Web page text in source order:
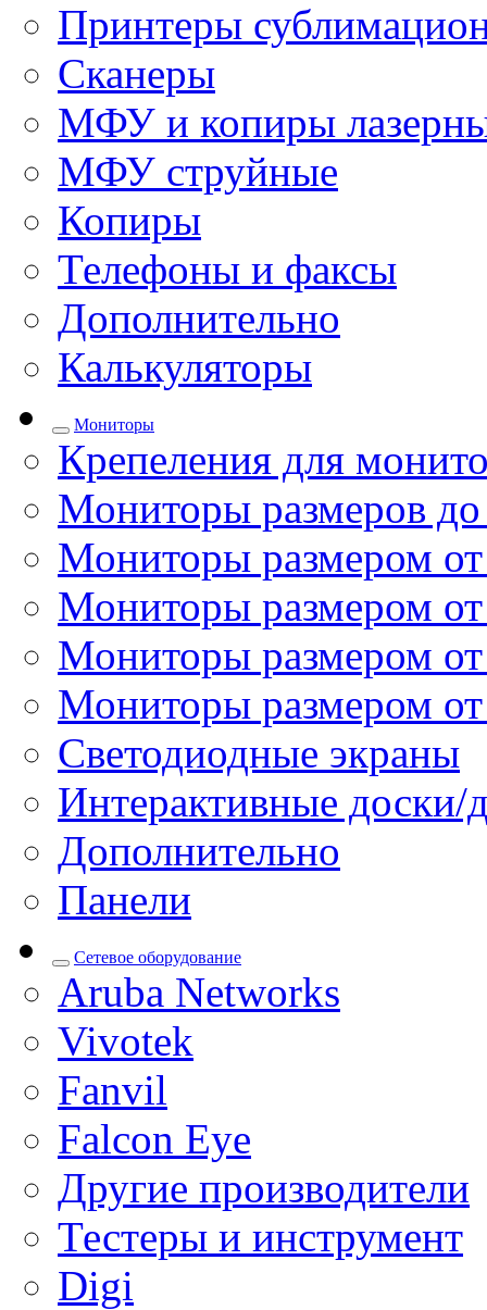
Принтеры
Сканеры
МФУ и копиры
МФУ струйные
Копиры
Телефоны и факсы
Дополнительно
Калькуляторы
Мониторы
Крепеления для
Мониторы размеров
Мониторы размером
Мониторы размером
Мониторы размером
Мониторы размером
Светодиодные экраны
Интерактивные доски/
Дополнительно
Панели
Сетевое оборудование
Aruba Networks
Vivotek
Fanvil
Falcon Eye
Другие производители
Тестеры и инструмент
Digi